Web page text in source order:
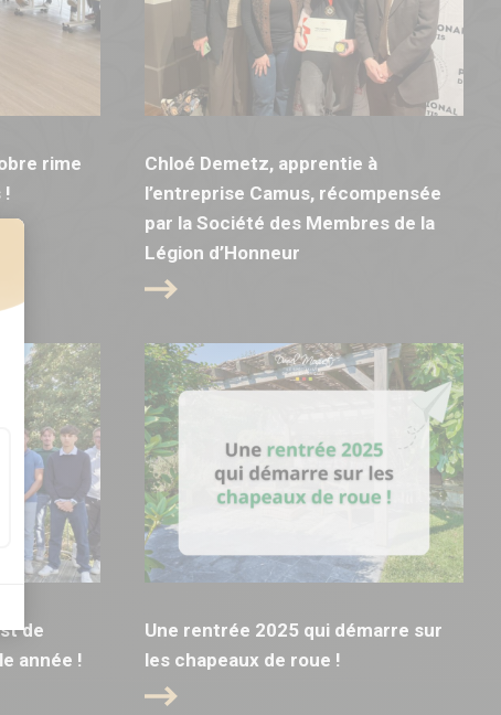
: Personnalisez vos Options
rime
!
Chloé Demetz, apprentie à
l’entreprise Camus, récompensée
par la Société des Membres de la
Légion d’Honneur
de
année !
Une rentrée 2025 qui démarre sur
les chapeaux de roue !